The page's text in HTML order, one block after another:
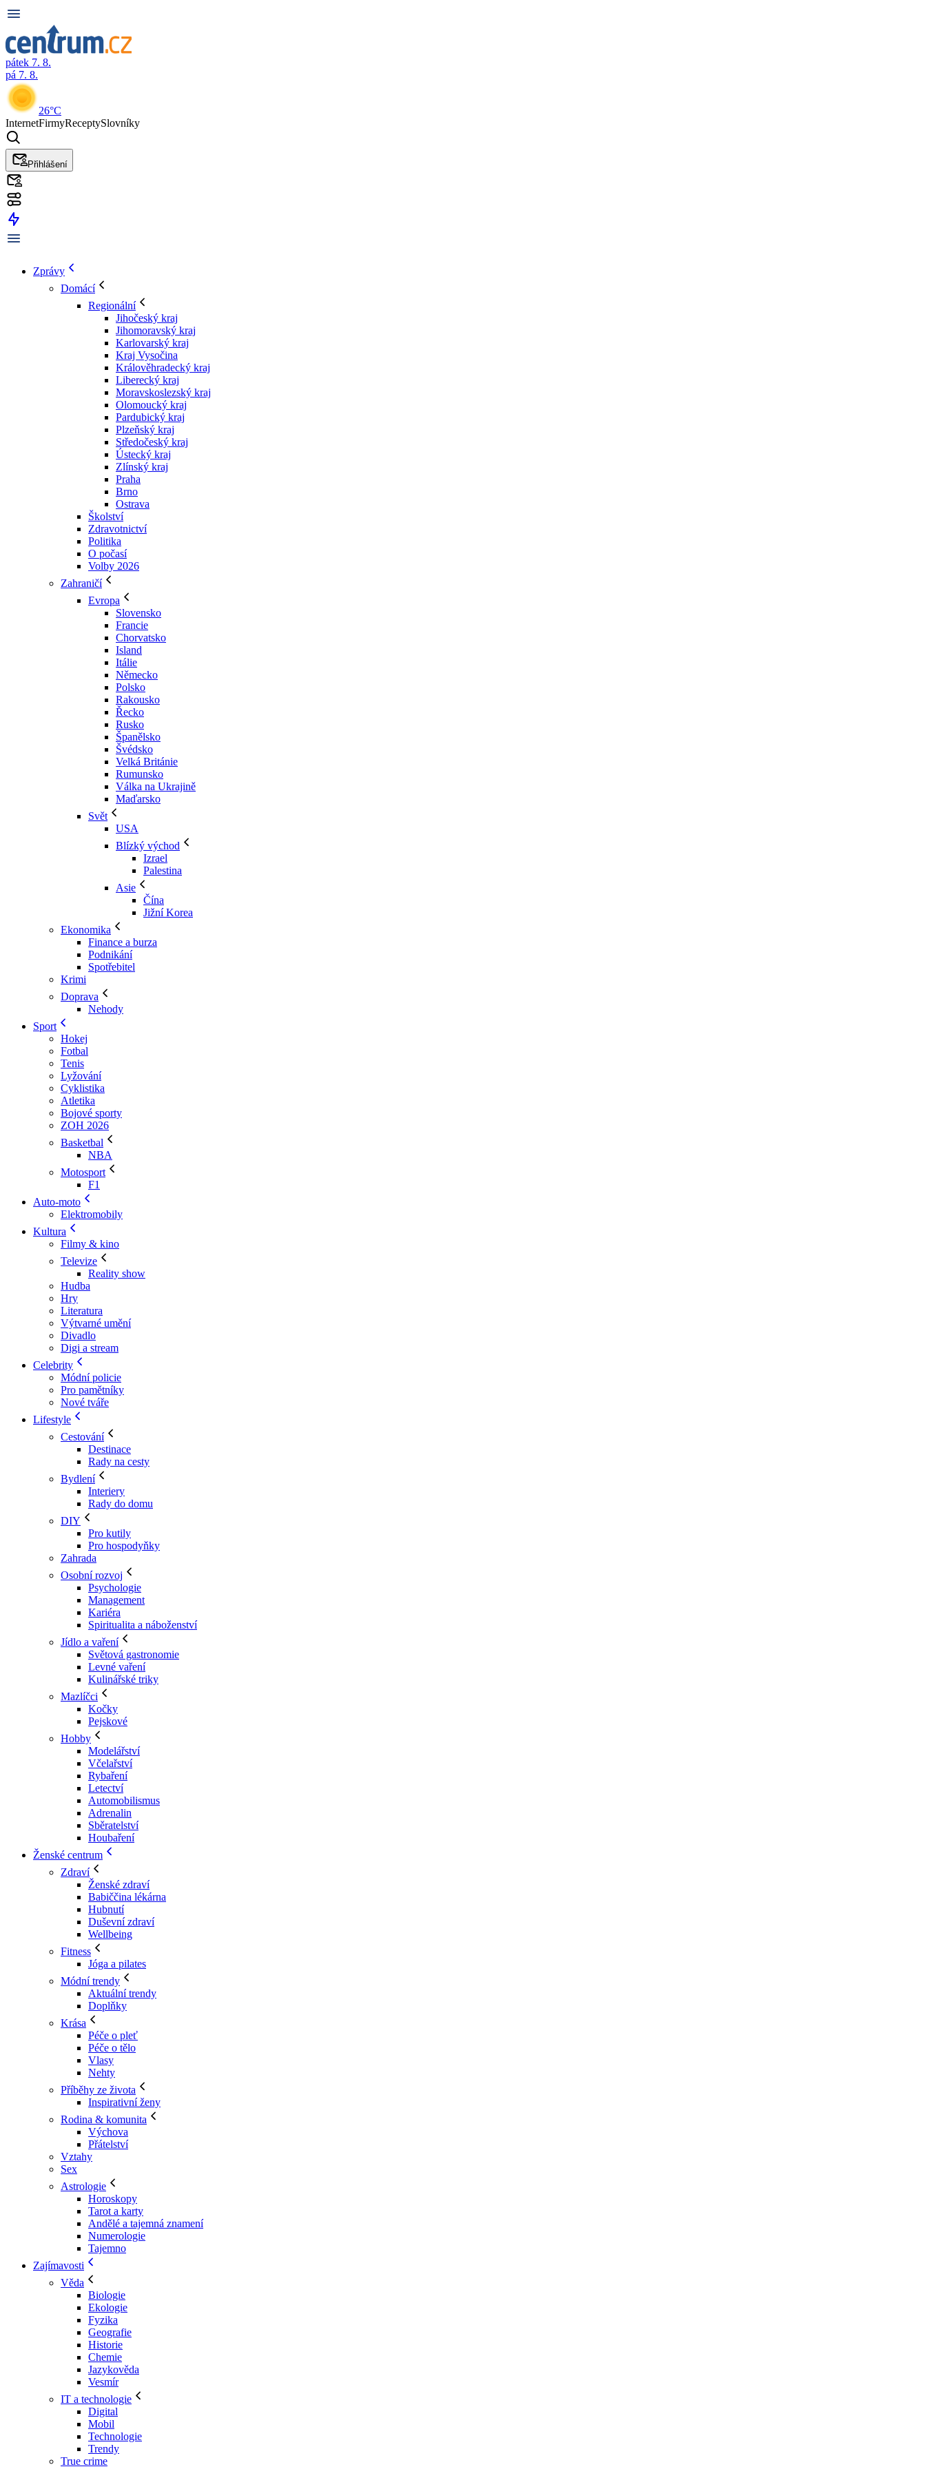
pátek 7. 8.
pá 7. 8.
26°C
InternetFirmyReceptySlovníky
Přihlášení
Zprávy
Domácí
Regionální
Jihočeský kraj
Jihomoravský kraj
Karlovarský kraj
Kraj Vysočina
Králověhradecký kraj
Liberecký kraj
Moravskoslezský kraj
Olomoucký kraj
Pardubický kraj
Plzeňský kraj
Středočeský kraj
Ústecký kraj
Zlínský kraj
Praha
Brno
Ostrava
Školství
Zdravotnictví
Politika
O počasí
Volby 2026
Zahraničí
Evropa
Slovensko
Francie
Chorvatsko
Island
Itálie
Německo
Polsko
Rakousko
Řecko
Rusko
Španělsko
Švédsko
Velká Británie
Rumunsko
Válka na Ukrajině
Maďarsko
Svět
USA
Blízký východ
Izrael
Palestina
Asie
Čína
Jižní Korea
Ekonomika
Finance a burza
Podnikání
Spotřebitel
Krimi
Doprava
Nehody
Sport
Hokej
Fotbal
Tenis
Lyžování
Cyklistika
Atletika
Bojové sporty
ZOH 2026
Basketbal
NBA
Motosport
F1
Auto-moto
Elektromobily
Kultura
Filmy & kino
Televize
Reality show
Hudba
Hry
Literatura
Výtvarné umění
Divadlo
Digi a stream
Celebrity
Módní policie
Pro pamětníky
Nové tváře
Lifestyle
Cestování
Destinace
Rady na cesty
Bydlení
Interiery
Rady do domu
DIY
Pro kutily
Pro hospodyňky
Zahrada
Osobní rozvoj
Psychologie
Management
Kariéra
Spiritualita a náboženství
Jídlo a vaření
Světová gastronomie
Levné vaření
Kulinářské triky
Mazlíčci
Kočky
Pejskové
Hobby
Modelářství
Včelařství
Rybaření
Letectví
Automobilismus
Adrenalin
Sběratelství
Houbaření
Ženské centrum
Zdraví
Ženské zdraví
Babiččina lékárna
Hubnutí
Duševní zdraví
Wellbeing
Fitness
Jóga a pilates
Módní trendy
Aktuální trendy
Doplňky
Krása
Péče o pleť
Péče o tělo
Vlasy
Nehty
Příběhy ze života
Inspirativní ženy
Rodina & komunita
Výchova
Přátelství
Vztahy
Sex
Astrologie
Horoskopy
Tarot a karty
Andělé a tajemná znamení
Numerologie
Tajemno
Zajímavosti
Věda
Biologie
Ekologie
Fyzika
Geografie
Historie
Chemie
Jazykověda
Vesmír
IT a technologie
Digital
Mobil
Technologie
Trendy
True crime